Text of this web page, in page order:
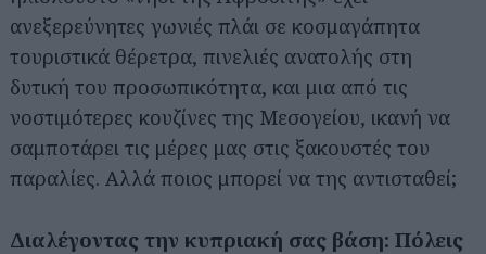
ανεξερεύνητες γωνιές πλάι σε κοσμαγάπητα
τουριστικά θέρετρα, πινελιές ανατολής στη
δυτική του προσωπικότητα, και μια από τις
νοστιμότερες κουζίνες της Μεσογείου, ικανή να
σαμποτάρει τις μέρες μας στις ξακουστές του
παραλίες. Αλλά ποιος μπορεί να της αντισταθεί;
Διαλέγοντας την κυπριακή σας βάση: Πόλεις